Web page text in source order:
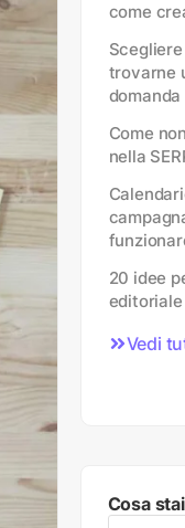
come
trovarne
domanda
Come
nella
20 idee
editoriale
Vedi
Cosa